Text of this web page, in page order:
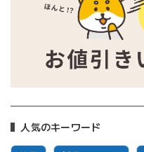
人気のキーワード